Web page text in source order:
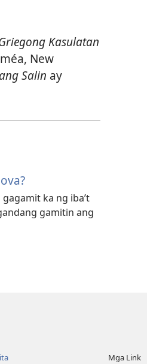
Kasulatan
New
Salin ay
ka ng iba’t
gamitin ang
Mga Link